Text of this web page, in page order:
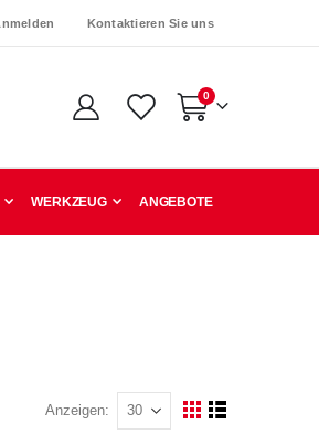
Kontaktieren Sie uns
Warenkorb
0Artikel
WERKZEUG ANGEBOTE
Anzeigen
Ansicht